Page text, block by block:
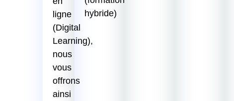
ligne
(Digital
Learning),
nous
vous
offrons
ainsi
hybride)